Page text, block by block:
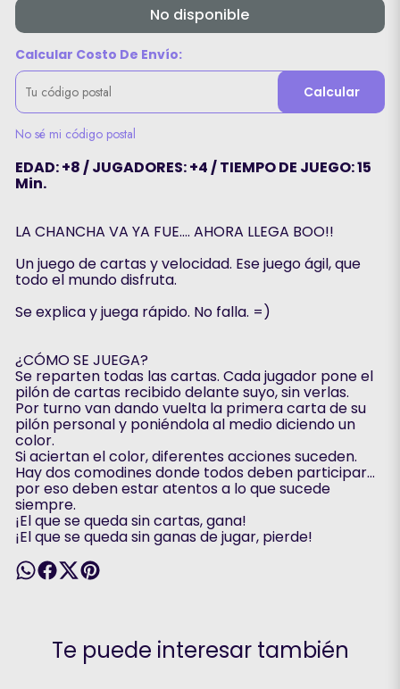
No disponible
Calcular Costo De Envío:
Calcular
No sé mi código postal
EDAD: +8 / JUGADORES: +4 / TIEMPO DE JUEGO: 15
Min.
LA CHANCHA VA YA FUE…. AHORA LLEGA BOO!!
Un juego de cartas y velocidad. Ese juego ágil, que
todo el mundo disfruta.
Se explica y juega rápido. No falla. =)
¿CÓMO SE JUEGA?
Se reparten todas las cartas. Cada jugador pone el
pilón de cartas recibido delante suyo, sin verlas.
Por turno van dando vuelta la primera carta de su
pilón personal y poniéndola al medio diciendo un
color.
Si aciertan el color, diferentes acciones suceden.
Hay dos comodines donde todos deben participar…
por eso deben estar atentos a lo que sucede
siempre.
¡El que se queda sin cartas, gana!
¡El que se queda sin ganas de jugar, pierde!
Te puede interesar también